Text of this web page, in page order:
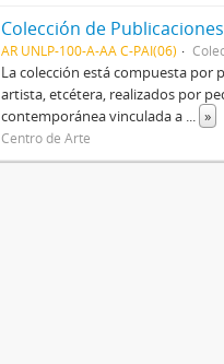
Colección de
AR UNLP-100-A-AA C-PAI(06)
La colección está compuesta por
artista, etcétera, realizados por
contemporánea vinculada a ... »
Centro de Arte